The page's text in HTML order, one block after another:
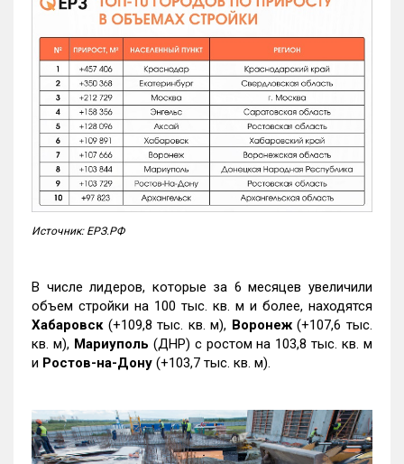
Источник: ЕРЗ.РФ
В числе лидеров, которые за 6 месяцев увеличили
объем стройки на 100 тыс. кв. м и более, находятся
Хабаровск (+109,8 тыс. кв. м), Воронеж(+107,6 тыс.
кв. м), Мариуполь (ДНР) с ростом на 103,8 тыс. кв. м
и Ростов-на-Дону (+103,7 тыс. кв. м).